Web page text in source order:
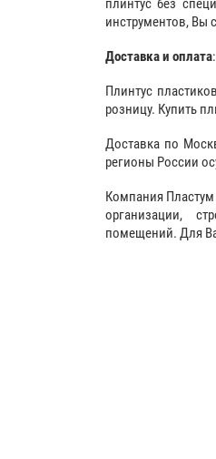
плинтус без
инструментов, Вы
Доставка и оплата:
Плинтус
розницу. Купить
Доставка по
регионы России
Компания Пластум
организации,
помещений. Для